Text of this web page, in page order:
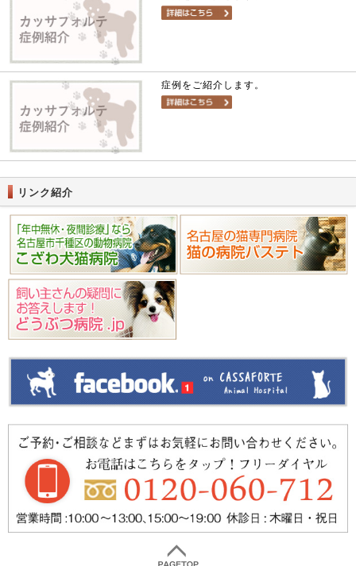
症例をご紹介します。
リンク紹介